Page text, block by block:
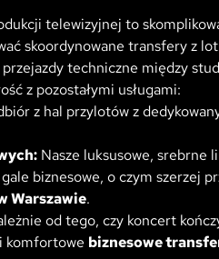
telewizyjnej to
skoordynowane transfery z
techniczne między
z pozostałymi usługami:
z hal przylotów z
Nasze luksusowe, srebrne
biznesowe, o czym szerzej
Warszawie.
od tego, czy koncert
komfortowe biznesowe